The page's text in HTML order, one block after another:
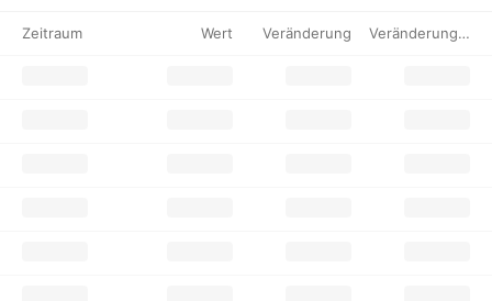
Zeitraum Wert Veränderung Veränderung %